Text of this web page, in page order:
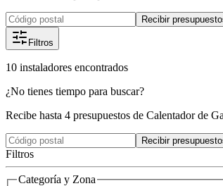
Recibir
Filtros
10 instaladores encontrados
¿No tienes tiempo para buscar?
Recibe hasta 4 presupuestos de Calentador de
Recibir
Filtros
Categoría y Zona